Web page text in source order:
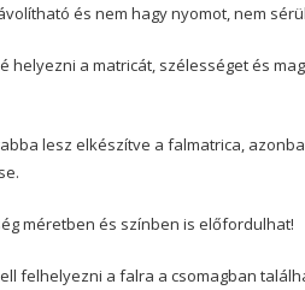
és nem hagy nyomot, nem
helyezni a matricát, szélességet és
lesz elkészítve a falmatrica,
méretben és színben is előfordulhat!
felhelyezni a falra a csomagban